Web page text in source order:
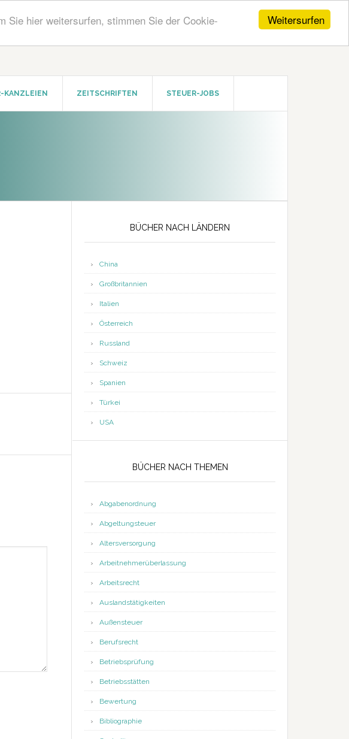
Weitersurfen
Sie hier weitersurfen, stimmen Sie der Cookie-
KANZLEIEN ZEITSCHRIFTEN STEUER-JOBS
BÜCHER NACH LÄNDERN
China
Großbritannien
Italien
Österreich
Russland
Schweiz
Spanien
Türkei
USA
BÜCHER NACH THEMEN
Abgabenordnung
Abgeltungsteuer
Altersversorgung
Arbeitnehmerüberlassung
Arbeitsrecht
Auslandstätigkeiten
Außensteuer
Berufsrecht
Betriebsprüfung
Betriebsstätten
Bewertung
Bibliographie